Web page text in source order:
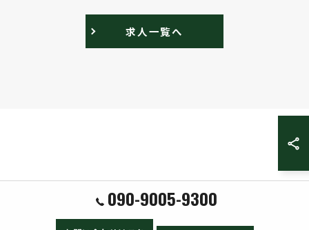
求人一覧へ
090-9005-9300